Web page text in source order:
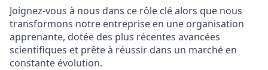
Joignez-vous à nous dans ce rôle clé alors que nous
transformons notre entreprise en une organisation
apprenante, dotée des plus récentes avancées
scientifiques et prête à réussir dans un marché en
constante évolution.